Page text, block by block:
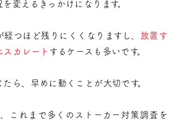
変えるきっかけになります。
つほど残りにくくなりますし、 放置す
スカレート するケースも多いです。
ら、早めに動くことが大切です。
これまで多くのストーカー対策調査を